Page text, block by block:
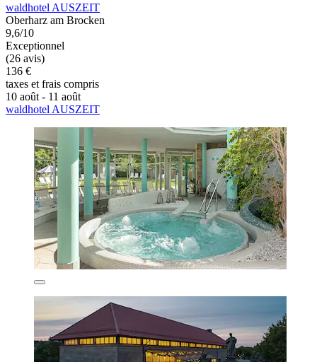
waldhotel AUSZEIT
Oberharz am Brocken
9,6/10
Exceptionnel
(26 avis)
136 €
taxes et frais compris
10 août - 11 août
waldhotel AUSZEIT